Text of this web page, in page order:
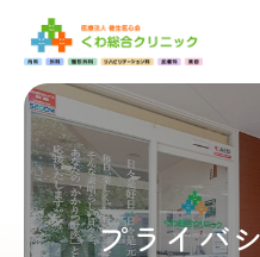
プライバ